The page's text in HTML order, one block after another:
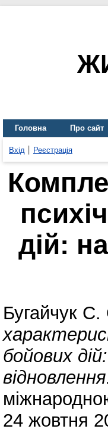
Головна Про сайт
Вхід Реєстрація
дій:
Бугайчук
бойових
24 жовтня